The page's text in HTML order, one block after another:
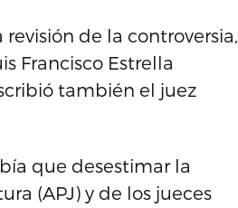
de la controversia,
Francisco Estrella
también el juez
que desestimar la
(APJ) y de los jueces